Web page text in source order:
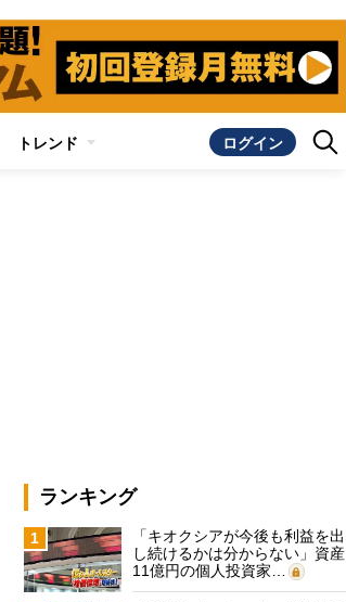
トレンド ログイン
ランキング
1
「キオクシアが今後も利益を出
し続けるかは分からない」資産
11億円の個人投資家…